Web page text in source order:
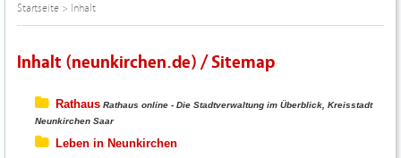
Startseite > Inhalt
Inhalt (neunkirchen.de) / Sitemap
Rathaus Rathaus online - Die Stadtverwaltung im Überblick, Kreisstadt
Neunkirchen Saar
Leben in Neunkirchen